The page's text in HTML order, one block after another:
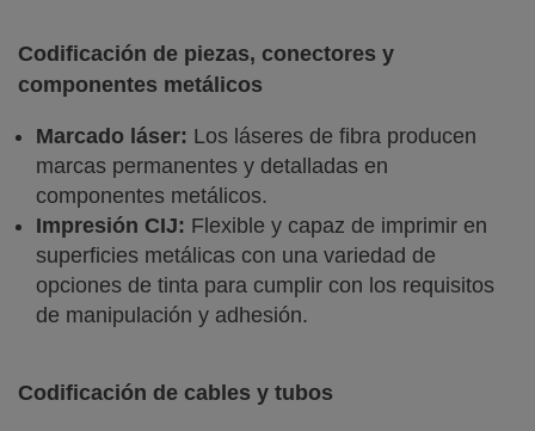
Codificación de piezas, conectores y
componentes metálicos
Marcado láser: Los láseres de fibra producen
marcas permanentes y detalladas en
componentes metálicos.
Impresión CIJ: Flexible y capaz de imprimir en
superficies metálicas con una variedad de
opciones de tinta para cumplir con los requisitos
de manipulación y adhesión.
Codificación de cables y tubos